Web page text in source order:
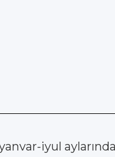
iyul